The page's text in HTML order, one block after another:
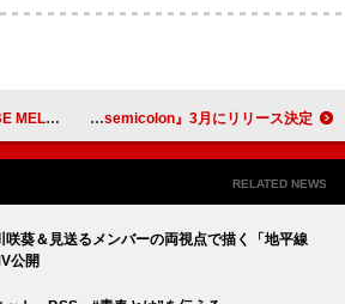
】開催決定 yama、4thアルバム『; semicolon』3月にリリース決定
RELATED NEWS
咲葵＆見送るメンバーの両視点で描く「地平線
公開